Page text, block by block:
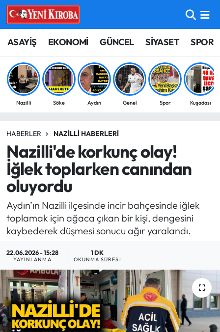
ASAYİŞ EKONOMİ GÜNCEL SİYASET SPOR
Nazilli Söke Aydın Genel Spor Kuşadası
HABERLER NAZILLI HABERLERI
Nazilli'de korkunç olay!
İğlek toplarken canından
oluyordu
Aydın’ın Nazilli ilçesinde incir bahçesinde iğlek
toplamak için ağaca çıkan bir kişi, dengesini
kaybederek düşmesi sonucu ağır yaralandı.
22.06.2026 - 15:28
YAYINLANMA
1 DK
OKUNMA SÜRESI
ASAYİŞ
BİLİM-TEKNOLOJİ
ÇEVRE
EĞİTİM
EKONOMİ
GÜNCEL
GÜNDEM
MAGAZİN
SAĞLIK
SİYASET
SPOR
Aydın Nöbetçi Eczaneler
Aydın Hava Durumu
Aydin Namaz Vakitleri
Süper Lig Puan Durumu ve Fikstür
Tüm Manşetler
Son Dakika Haberleri
Haber Arşivi